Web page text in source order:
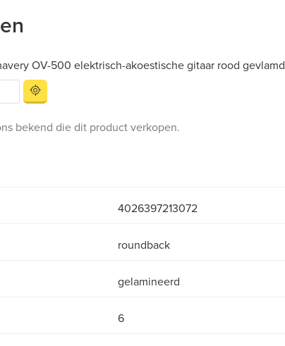
OV-500 elektrisch-akoestische gitaar rood gevlamd
bekend die dit product verkopen.
4026397213072
roundback
gelamineerd
6